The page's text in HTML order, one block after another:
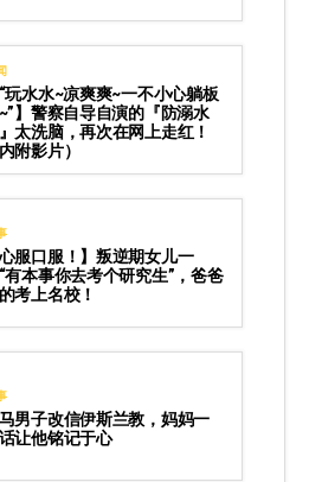
“玩水水~凉爽爽~一不小心躺板
】警察自导自演的『防溺水
太洗脑，再次在网上走红！
内附影片）
心服口服！】叛逆期女儿一
有本事你去考个研究生”，爸爸
考上名校！
男子改信伊斯兰教，妈妈一
让他铭记于心